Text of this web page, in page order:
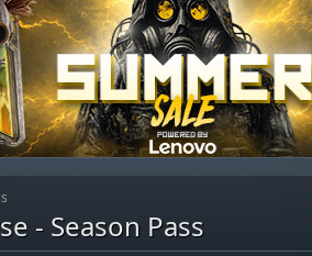
- Season Pass